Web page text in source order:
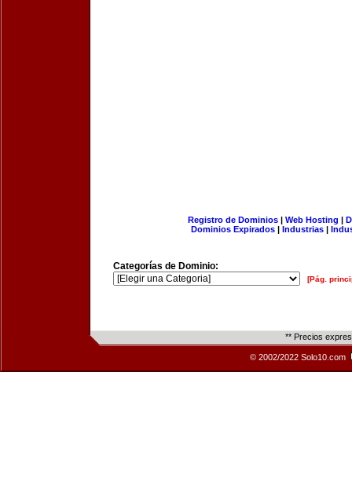
Registro de Dominios| Web Hosting |
Dominios Expirados | Industrias |
Categorías de Dominio:
[Pág.
** Precios
© 2002/2022 Solo10.com